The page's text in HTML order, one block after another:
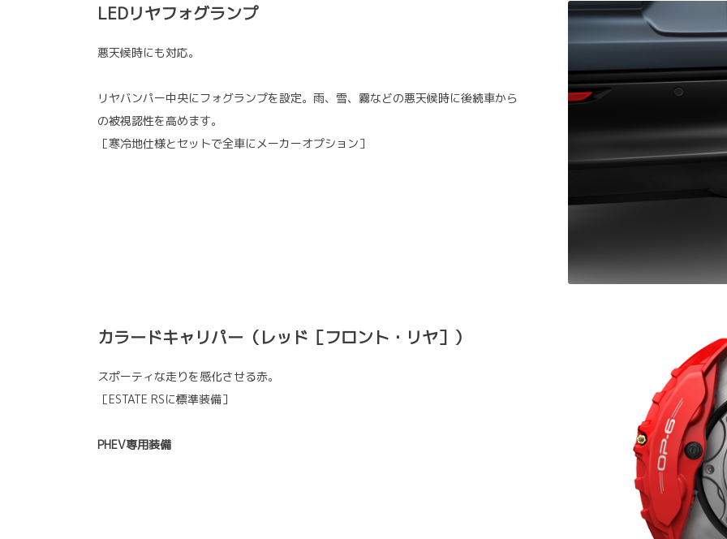
LEDリヤフォグランプ
悪天候時にも対応。
リヤバンパー中央にフォグランプを設定。雨、雪、霧などの悪天候時に後続車から
の被視認性を高めます。
［寒冷地仕様とセットで全車にメーカーオプション］
カラードキャリパー（レッド［フロント・リヤ］）
スポーティな走りを感化させる赤。
［ESTATE RSに標準装備］
PHEV専用装備